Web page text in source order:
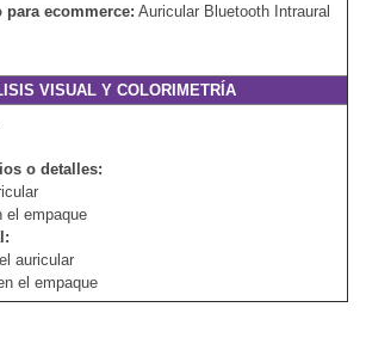
para ecommerce: Auricular Bluetooth Intraural
VISUAL Y COLORIMETRÍA
o detalles:
el empaque
auricular
el empaque